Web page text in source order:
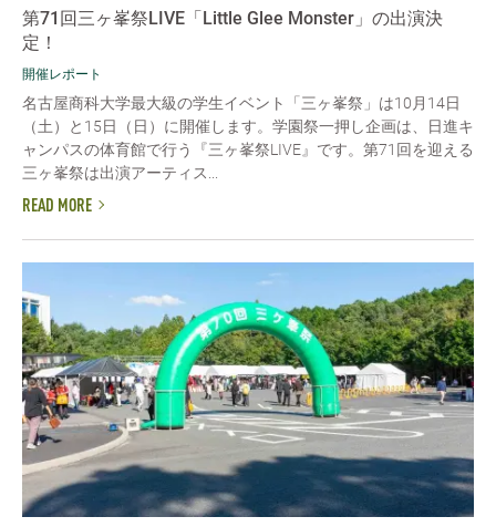
第71回三ヶ峯祭LIVE「Little Glee Monster」の出演決
定！
開催レポート
名古屋商科大学最大級の学生イベント「三ヶ峯祭」は10月14日
（土）と15日（日）に開催します。学園祭一押し企画は、日進キ
ャンパスの体育館で行う『三ヶ峯祭LIVE』です。第71回を迎える
三ヶ峯祭は出演アーティス...
READ MORE